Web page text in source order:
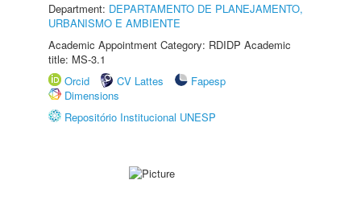
Department: DEPARTAMENTO DE PLANEJAMENTO,
URBANISMO E AMBIENTE
Academic Appointment Category: RDIDP Academic
title: MS-3.1
Orcid
CV Lattes
Fapesp
Dimensions
Repositório Institucional UNESP